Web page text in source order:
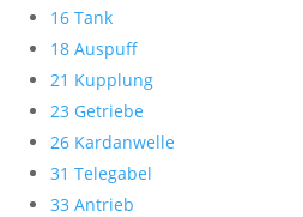
16 Tank
18 Auspuff
21 Kupplung
23 Getriebe
26 Kardanwelle
31 Telegabel
33 Antrieb